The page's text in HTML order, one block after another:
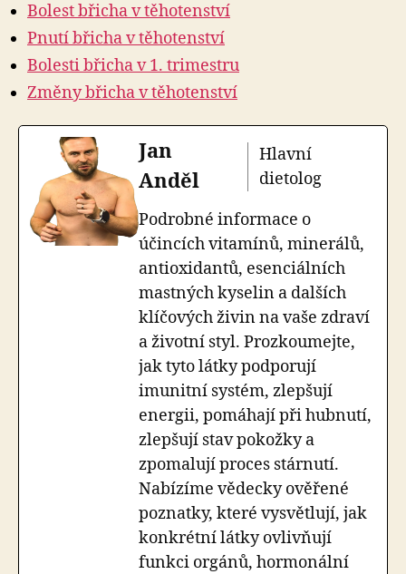
Bolest břicha v těhotenství
Pnutí břicha v těhotenství
Bolesti břicha v 1. trimestru
Změny břicha v těhotenství
Jan
Anděl
Hlavní
dietolog
Podrobné informace o
účincích vitamínů, minerálů,
antioxidantů, esenciálních
mastných kyselin a dalších
klíčových živin na vaše zdraví
a životní styl. Prozkoumejte,
jak tyto látky podporují
imunitní systém, zlepšují
energii, pomáhají při hubnutí,
zlepšují stav pokožky a
zpomalují proces stárnutí.
Nabízíme vědecky ověřené
poznatky, které vysvětlují, jak
konkrétní látky ovlivňují
funkci orgánů, hormonální